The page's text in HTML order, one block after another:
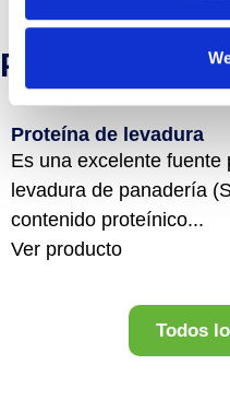
Productos
Proteína de levadura
Es una excelente
levadura de panadería
contenido proteínico...
Ver producto
Todos